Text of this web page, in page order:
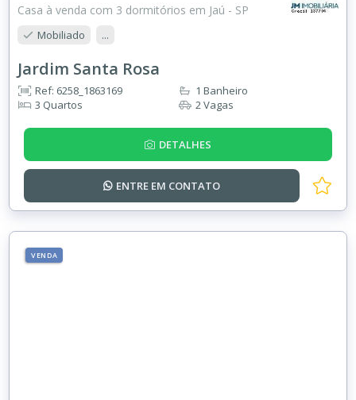
Casa à venda com 3 dormitórios em Jaú - SP
Mobiliado ...
Jardim Santa Rosa
Ref: 6258_1863169
3 Quartos
1 Banheiro
2 Vagas
DETALHES
ENTRE EM CONTATO
VENDA